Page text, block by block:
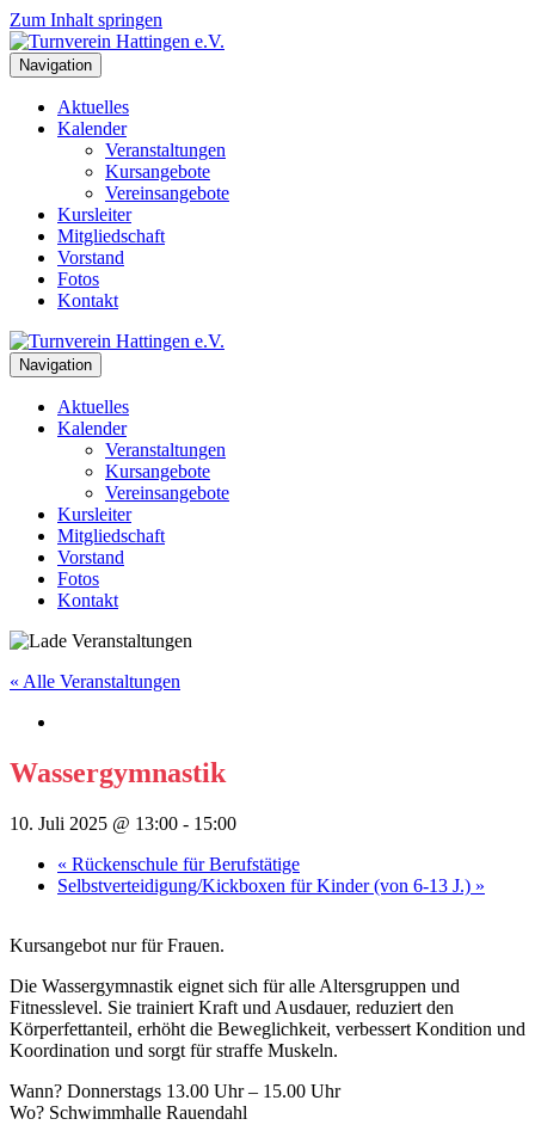
Zum Inhalt springen
Navigation
Aktuelles
Kalender
Veranstaltungen
Kursangebote
Vereinsangebote
Kursleiter
Mitgliedschaft
Vorstand
Fotos
Kontakt
Navigation
Aktuelles
Kalender
Veranstaltungen
Kursangebote
Vereinsangebote
Kursleiter
Mitgliedschaft
Vorstand
Fotos
Kontakt
« Alle Veranstaltungen
Wassergymnastik
10. Juli 2025 @ 13:00 - 15:00
« Rückenschule für Berufstätige
Selbstverteidigung/Kickboxen für Kinder (von 6-13 J.) »
Kursangebot nur für Frauen.
Die Wassergymnastik eignet sich für alle Altersgruppen und
Fitnesslevel. Sie trainiert Kraft und Ausdauer, reduziert den
Körperfettanteil, erhöht die Beweglichkeit, verbessert Kondition und
Koordination und sorgt für straffe Muskeln.
Wann? Donnerstags 13.00 Uhr – 15.00 Uhr
Wo? Schwimmhalle Rauendahl